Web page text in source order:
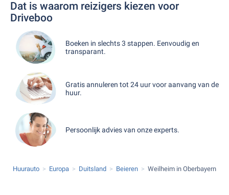
Dat is waarom reizigers kiezen voor
Driveboo
Boeken in slechts 3 stappen. Eenvoudig en
transparant.
Gratis annuleren tot 24 uur voor aanvang van de
huur.
Persoonlijk advies van onze experts.
Huurauto Europa Duitsland Beieren Weilheim in Oberbayern